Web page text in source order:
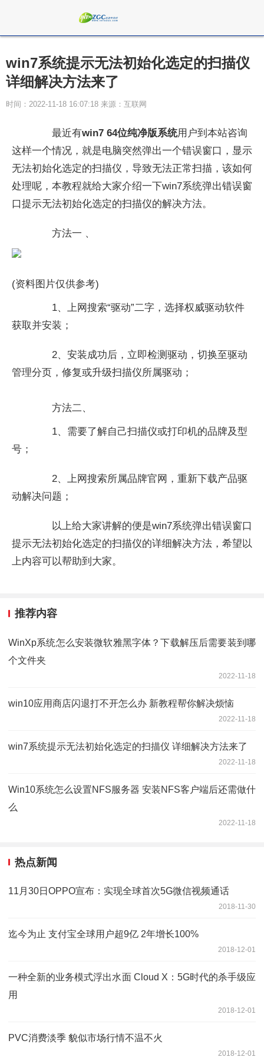
win7系统提示无法初始化选定的扫描仪
详细解决方法来了
时间：2022-11-18 16:07:18 来源：互联网
最近有win7 64位纯净版系统用户到本站咨询
这样一个情况，就是电脑突然弹出一个错误窗口，显示
无法初始化选定的扫描仪，导致无法正常扫描，该如何
处理呢，本教程就给大家介绍一下win7系统弹出错误窗
口提示无法初始化选定的扫描仪的解决方法。
方法一 、
(资料图片仅供参考)
1、上网搜索“驱动”二字，选择权威驱动软件
获取并安装；
2、安装成功后，立即检测驱动，切换至驱动
管理分页，修复或升级扫描仪所属驱动；
方法二、
1、需要了解自己扫描仪或打印机的品牌及型
号；
2、上网搜索所属品牌官网，重新下载产品驱
动解决问题；
以上给大家讲解的便是win7系统弹出错误窗口
提示无法初始化选定的扫描仪的详细解决方法，希望以
上内容可以帮助到大家。
推荐内容
WinXp系统怎么安装微软雅黑字体？下载解压后需要装到哪
个文件夹
2022-11-18
win10应用商店闪退打不开怎么办 新教程帮你解决烦恼
2022-11-18
win7系统提示无法初始化选定的扫描仪 详细解决方法来了
2022-11-18
Win10系统怎么设置NFS服务器 安装NFS客户端后还需做什
么
2022-11-18
热点新闻
11月30日OPPO宣布：实现全球首次5G微信视频通话
2018-11-30
迄今为止 支付宝全球用户超9亿 2年增长100%
2018-12-01
一种全新的业务模式浮出水面 Cloud X：5G时代的杀手级应
用
2018-12-01
PVC消费淡季 貌似市场行情不温不火
2018-12-01